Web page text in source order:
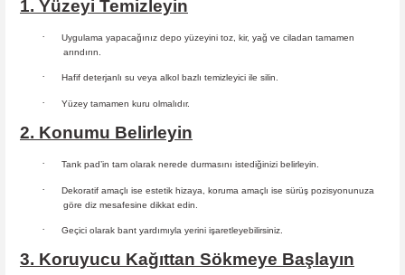
1. Yüzeyi Temizleyin
·
Uygulama yapacağınız depo yüzeyini toz, kir, yağ ve ciladan tamamen
arındırın.
· Hafif deterjanlı su veya alkol bazlı temizleyici ile silin.
· Yüzey tamamen kuru olmalıdır.
2. Konumu Belirleyin
· Tank pad’in tam olarak nerede durmasını istediğinizi belirleyin.
· Dekoratif amaçlı ise estetik hizaya, koruma amaçlı ise sürüş pozisyonunuza
göre diz mesafesine dikkat edin.
· Geçici olarak bant yardımıyla yerini işaretleyebilirsiniz.
3. Koruyucu Kağıttan Sökmeye Başlayın